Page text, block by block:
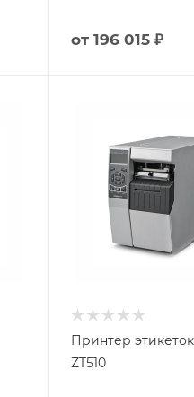
от 196 015 ₽
Принтер
ZT510